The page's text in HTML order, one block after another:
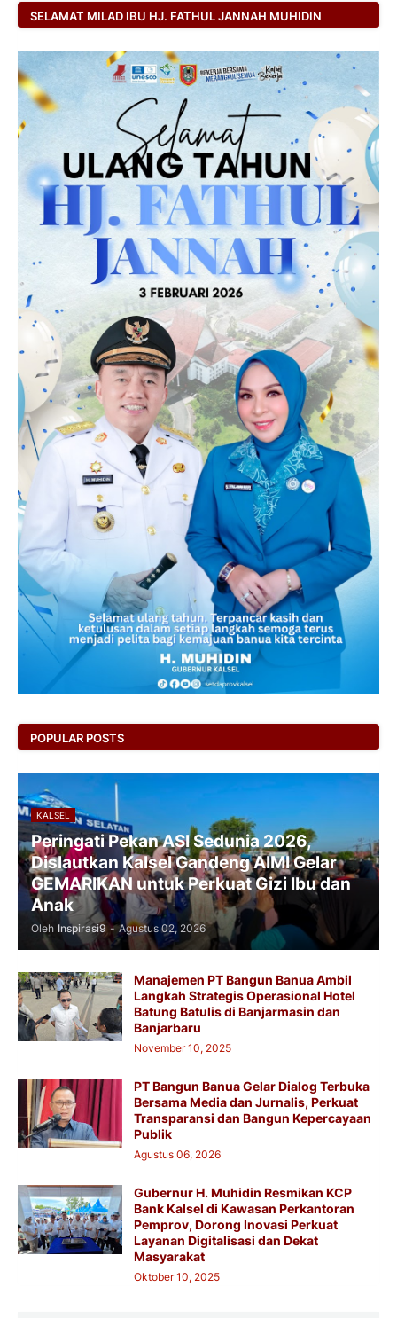
SELAMAT MILAD IBU HJ. FATHUL JANNAH MUHIDIN
POPULAR POSTS
KALSEL
Peringati Pekan ASI Sedunia 2026,
Dislautkan Kalsel Gandeng AIMI Gelar
GEMARIKAN untuk Perkuat Gizi Ibu dan
Anak
Oleh Inspirasi9 - Agustus 02, 2026
Manajemen PT Bangun Banua Ambil
Langkah Strategis Operasional Hotel
Batung Batulis di Banjarmasin dan
Banjarbaru
November 10, 2025
PT Bangun Banua Gelar Dialog Terbuka
Bersama Media dan Jurnalis, Perkuat
Transparansi dan Bangun Kepercayaan
Publik
Agustus 06, 2026
Gubernur H. Muhidin Resmikan KCP
Bank Kalsel di Kawasan Perkantoran
Pemprov, Dorong Inovasi Perkuat
Layanan Digitalisasi dan Dekat
Masyarakat
Oktober 10, 2025